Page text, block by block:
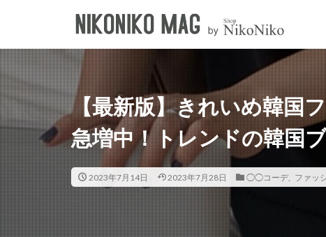
【最新版】きれいめ韓国
急増中！トレンドの韓国
2023年7月14日 2023年7月28日 ◯◯コーデ, ファッ
韓国女子
カテゴリー